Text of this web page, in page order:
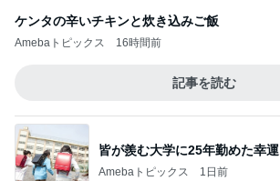
ケンタの辛いチキンと炊き込みご飯
Amebaトピックス 16時間前
記事を読む
皆が羨む大学に25年勤めた幸運
Amebaトピックス 1日前